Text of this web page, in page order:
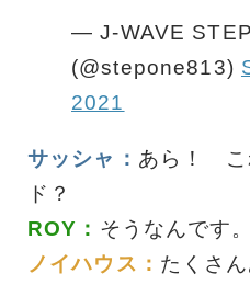
— J-WAVE
(@stepone813)
2021
サッシャ： あら！ こ
ド？
ROY： そうなんです。
ノイハウス： たくさん